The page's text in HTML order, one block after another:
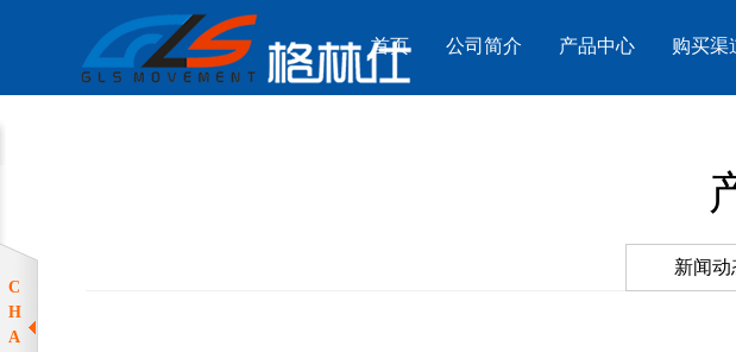
首页 公司简介 产品中心 购买渠
新闻动
C
H
A